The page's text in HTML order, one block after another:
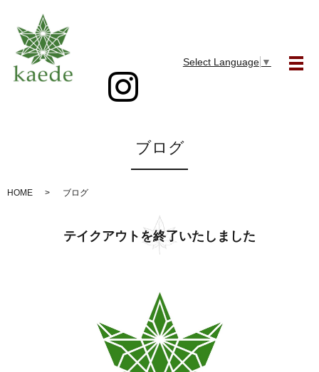
Select Language ▼
メ
ブログ
HOME ブログ
テイクアウトを終了いたしました